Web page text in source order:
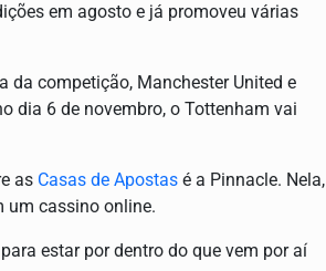
em agosto e já promoveu várias
da competição, Manchester United e
dia 6 de novembro, o Tottenham vai
as Casas de Apostas é a Pinnacle. Nela,
um cassino online.
para estar por dentro do que vem por aí